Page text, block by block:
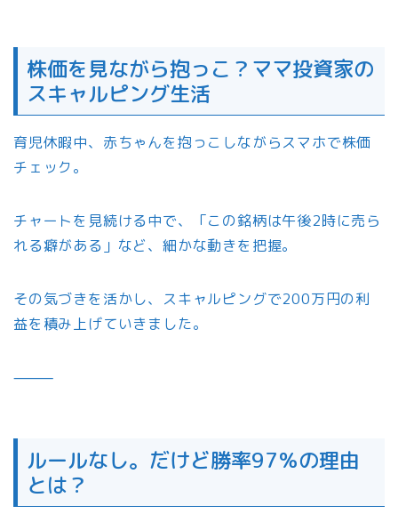
株価を見ながら抱っこ？ママ投資家の
スキャルピング生活
育児休暇中、赤ちゃんを抱っこしながらスマホで株価
チェック。
チャートを見続ける中で、「この銘柄は午後2時に売ら
れる癖がある」など、細かな動きを把握。
その気づきを活かし、スキャルピングで200万円の利
益を積み上げていきました。
⸻
ルールなし。だけど勝率97％の理由
とは？